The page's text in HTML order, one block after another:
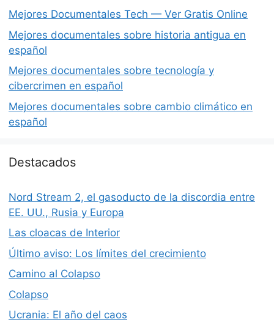
Mejores Documentales Tech — Ver Gratis Online
Mejores documentales sobre historia antigua en
español
Mejores documentales sobre tecnología y
cibercrimen en español
Mejores documentales sobre cambio climático en
español
Destacados
Nord Stream 2, el gasoducto de la discordia entre
EE. UU., Rusia y Europa
Las cloacas de Interior
Último aviso: Los límites del crecimiento
Camino al Colapso
Colapso
Ucrania: El año del caos